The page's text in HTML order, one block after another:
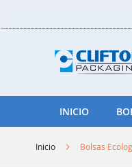
to
INICIO
Inicio Bolsas